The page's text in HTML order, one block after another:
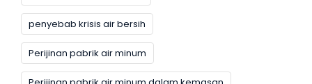
penyebab krisis air bersih
Perijinan pabrik air minum